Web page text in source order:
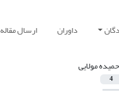
داوران ارسال مقاله
حمیده مولایی
4